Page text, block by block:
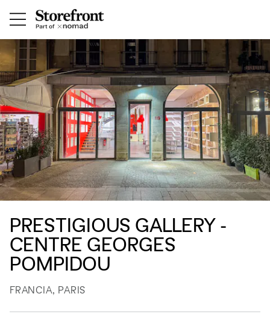
PRESTIGIOUS GALLERY -
CENTRE GEORGES
POMPIDOU
FRANCIA, PARIS